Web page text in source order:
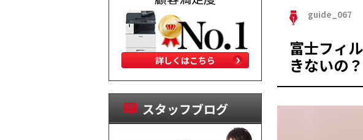
guide_067
富士フィ
きないの？
詳しくはこちら
スタッフブログ